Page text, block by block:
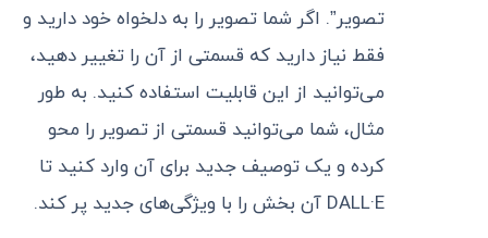
تصویر”. اگر شما تصویر را به دلخواه خود دارید و
فقط نیاز دارید که قسمتی از آن را تغییر دهید،
می‌توانید از این قابلیت استفاده کنید. به طور
مثال، شما می‌توانید قسمتی از تصویر را محو
کرده و یک توصیف جدید برای آن وارد کنید تا
DALL·E آن بخش را با ویژگی‌های جدید پر کند.